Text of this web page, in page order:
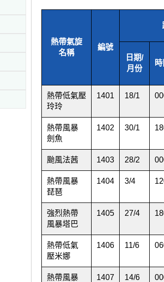
熱帶氣旋
名稱
編號
日期/
月份
熱帶低氣壓
玲玲
1401 18/1
熱帶風暴
劍魚
1402 30/1
颱風法茜 1403 28/2
熱帶風暴
琵琶
1404 3/4
強烈熱帶
風暴塔巴
1405 27/4
熱帶低氣
壓米娜
1406 11/6
熱帶風暴
1407 14/6